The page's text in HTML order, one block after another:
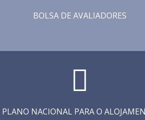
BOLSA DE AVALIADORES
PLANO NACIONAL PARA O